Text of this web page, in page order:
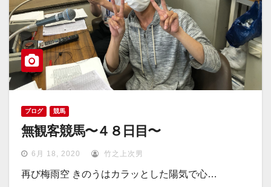
ブログ 競馬
無観客競馬〜４８日目〜
6月 18, 2020 竹之上次男
再び梅雨空 きのうはカラッとした陽気で心…